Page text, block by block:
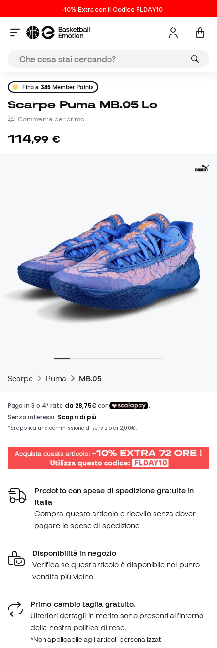
-10% Extra con il Codice FLDAY10
Fino a 345Member Points
Scarpe Puma MB.05 Lo
Commenta per primo
114,99 €
Scarpe Puma MB.05
Prodotto con spese di spedizione gratuite in
Italia
Compra questo articolo e ricevilo senza dover
pagare le spese di spedizione
Disponibilità in negozio
Verifica se quest'articolo è disponibile nel punto
vendita più vicino
Primo cambio taglia gratuito.
Ulteriori dettagli in merito sono presenti all'interno
della nostra politica di reso.
*Non applicabile agli articoli personalizzati.